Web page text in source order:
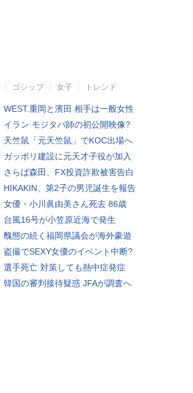
ゴシップ 女子 トレンド
WEST.重岡と濱田 相手は一般女性
イラン モジタバ師の初公開映像?
天竺鼠「元天竺鼠」でKOC出場へ
ガッポリ建設に元天才子役が加入
さらば森田、FX投資詐欺被害告白
HIKAKIN、第2子の男児誕生を報告
女優・小川眞由美さん死去 86歳
台風16号が小笠原近海で発生
醜態の続く福岡県議会が海外豪遊
盗撮でSEXY女優のイベント中断?
選手死亡 対策しても熱中症発症
韓国の審判接待疑惑 JFAが調査へ